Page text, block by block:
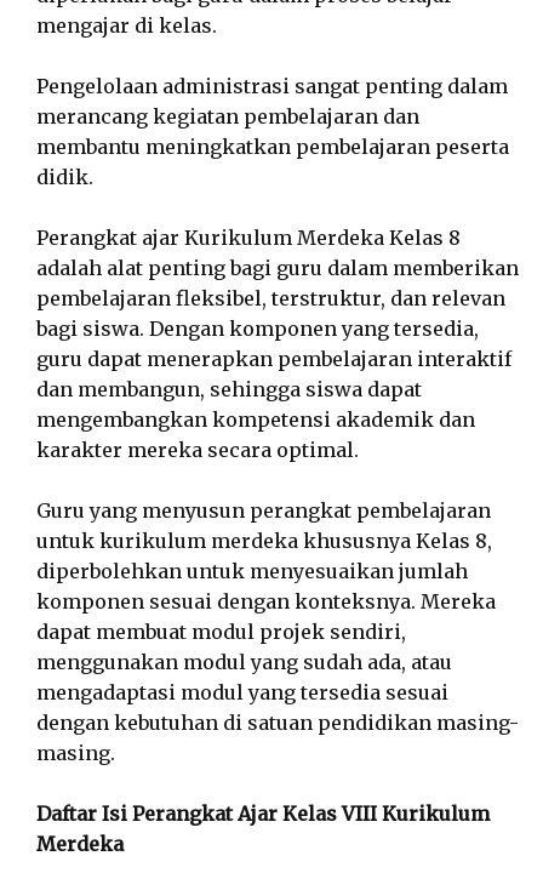
mengajar di kelas.
Pengelolaan administrasi sangat penting dalam
merancang kegiatan pembelajaran dan
membantu meningkatkan pembelajaran peserta
didik.
Perangkat ajar Kurikulum Merdeka Kelas 8
adalah alat penting bagi guru dalam memberikan
pembelajaran fleksibel, terstruktur, dan relevan
bagi siswa. Dengan komponen yang tersedia,
guru dapat menerapkan pembelajaran interaktif
dan membangun, sehingga siswa dapat
mengembangkan kompetensi akademik dan
karakter mereka secara optimal.
Guru yang menyusun perangkat pembelajaran
untuk kurikulum merdeka khususnya Kelas 8,
diperbolehkan untuk menyesuaikan jumlah
komponen sesuai dengan konteksnya. Mereka
dapat membuat modul projek sendiri,
menggunakan modul yang sudah ada, atau
mengadaptasi modul yang tersedia sesuai
dengan kebutuhan di satuan pendidikan masing-
masing.
Daftar Isi Perangkat Ajar Kelas VIII Kurikulum
Merdeka